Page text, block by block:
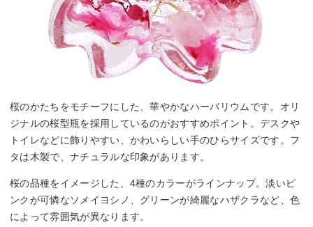
桜のかたちをモチーフにした、華やかなハーバリウムです。オリ
ジナルの桜型瓶を採用しているのがおすすめポイント。デスクや
トイレなどに飾りやすい、かわいらしい手のひらサイズです。フ
タは木製で、ナチュラルな印象があります。
桜の品種をイメージした、4種のカラーがラインナップ。淡いピ
ンクが可憐なソメイヨシノ、グリーンが綺麗なハザクラなど、色
によって雰囲気が異なります。